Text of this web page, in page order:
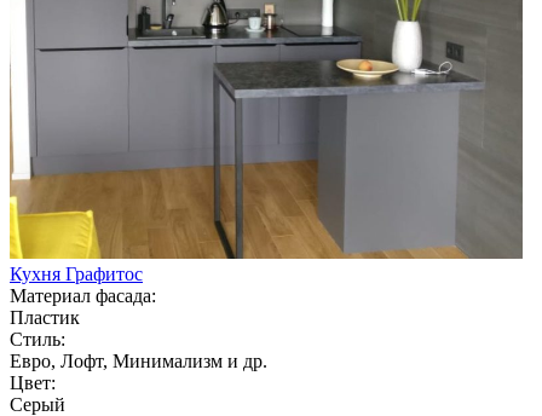
Кухня Графитос
Материал фасада:
Пластик
Стиль:
Евро, Лофт, Минимализм и др.
Цвет:
Серый